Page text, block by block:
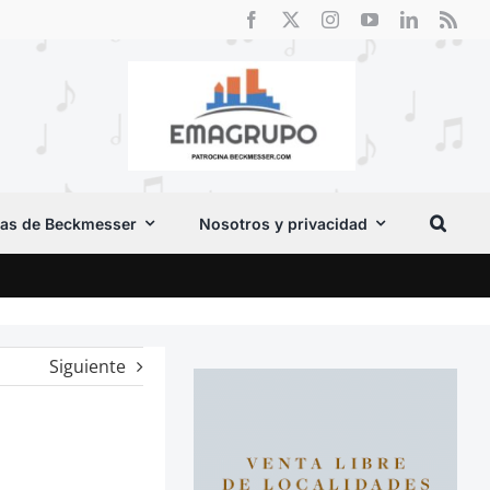
de Beckmesser Nosotros y privacidad
Siguiente